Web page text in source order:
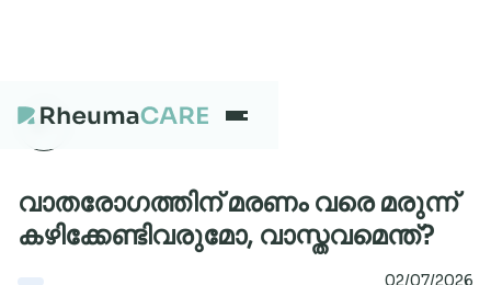
What we treat
വാതരോഗത്തിന് മരണം വരെ മരുന്ന്
കഴിക്കേണ്ടിവരുമോ, വാസ്തവമെന്ത്?
02/07/2026